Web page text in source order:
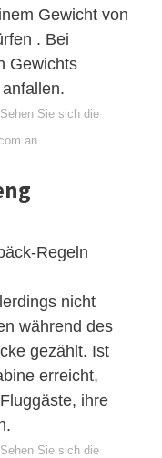
Gewicht von
. Bei
Gewichts
Sehen Sie sich die
an
Regeln
nicht
während des
gezählt. Ist
erreicht,
ihre
Sehen Sie sich die